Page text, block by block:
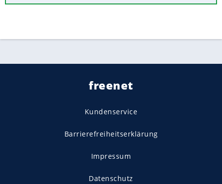
freenet
Kundenservice
Barrierefreiheitserklärung
Impressum
Datenschutz